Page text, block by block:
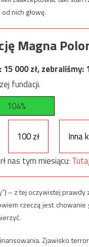
nich głowę.
Magna
15 000zł, zebraliśmy:
fundacji.
104%
100 zł
Inna
nas tym miesiącu: Tutaj
– z tej oczywistej
rzeczą jest
Zjawisko